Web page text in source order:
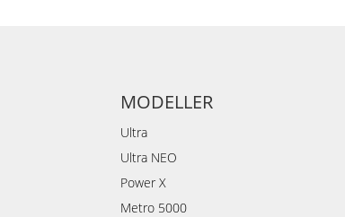
MODELLER
Ultra
Ultra NEO
Power X
Metro 5000